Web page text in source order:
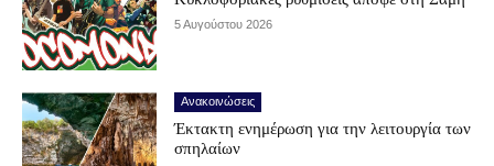
5 Αυγούστου 2026
Ανακοινώσεις
Έκτακτη ενημέρωση για την λειτουργία των
σπηλαίων